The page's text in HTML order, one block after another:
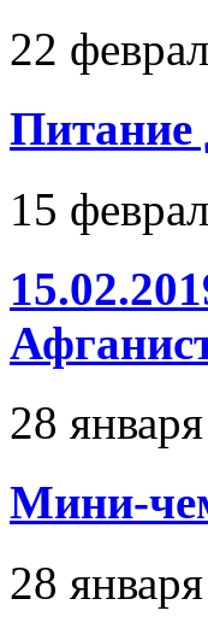
22
Питание
15
28
Мини-
28